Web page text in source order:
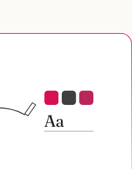
Aa